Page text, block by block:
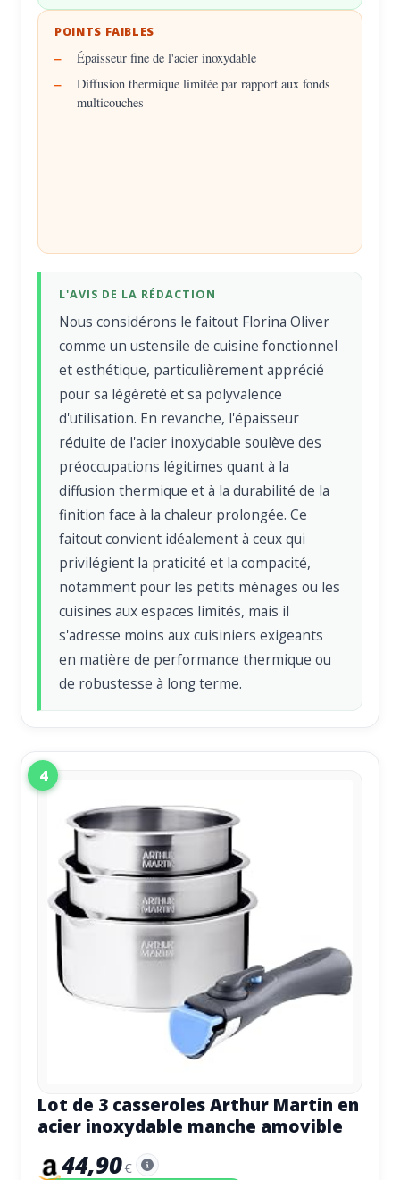
POINTS FAIBLES
Épaisseur fine de l'acier inoxydable
Diffusion thermique limitée par rapport aux fonds
multicouches
L'AVIS DE LA RÉDACTION
Nous considérons le faitout Florina Oliver
comme un ustensile de cuisine fonctionnel
et esthétique, particulièrement apprécié
pour sa légèreté et sa polyvalence
d'utilisation. En revanche, l'épaisseur
réduite de l'acier inoxydable soulève des
préoccupations légitimes quant à la
diffusion thermique et à la durabilité de la
finition face à la chaleur prolongée. Ce
faitout convient idéalement à ceux qui
privilégient la praticité et la compacité,
notamment pour les petits ménages ou les
cuisines aux espaces limités, mais il
s'adresse moins aux cuisiniers exigeants
en matière de performance thermique ou
de robustesse à long terme.
4
Lot de 3 casseroles Arthur Martin en
acier inoxydable manche amovible
44,90€